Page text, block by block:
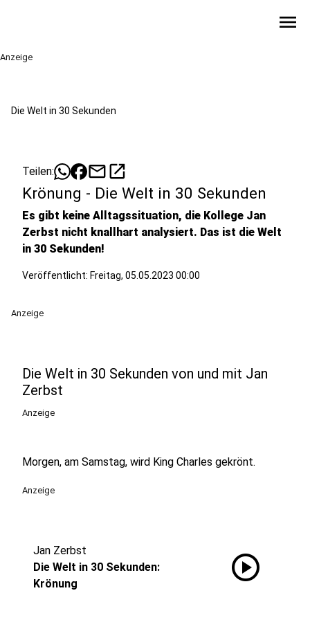
menu
Anzeige
Die Welt in 30 Sekunden
Teilen: mailopen_in_new
Krönung - Die Welt in 30 Sekunden
Es gibt keine Alltagssituation, die Kollege Jan
Zerbst nicht knallhart analysiert. Das ist die Welt
in 30 Sekunden!
Veröffentlicht: Freitag, 05.05.2023 00:00
Anzeige
Die Welt in 30 Sekunden von und mit Jan
Zerbst
Anzeige
Morgen, am Samstag, wird King Charles gekrönt.
Anzeige
Jan Zerbst
Die Welt in 30 Sekunden:
Krönung
play_circle